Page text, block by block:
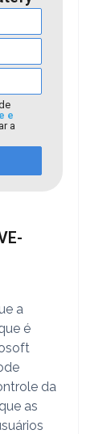
e
a
a
é
da
as